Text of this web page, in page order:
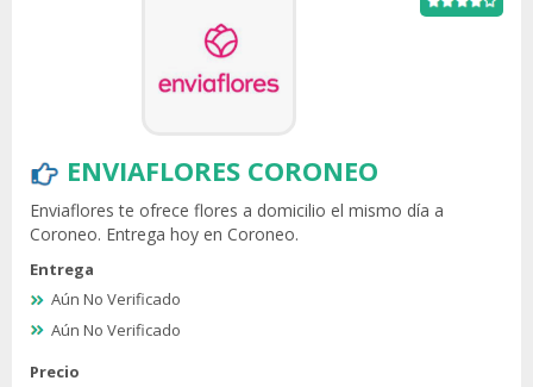
ENVIAFLORES CORONEO
Enviaflores te ofrece flores a domicilio el mismo día a
Coroneo. Entrega hoy en Coroneo.
Entrega
Aún No Verificado
Aún No Verificado
Precio